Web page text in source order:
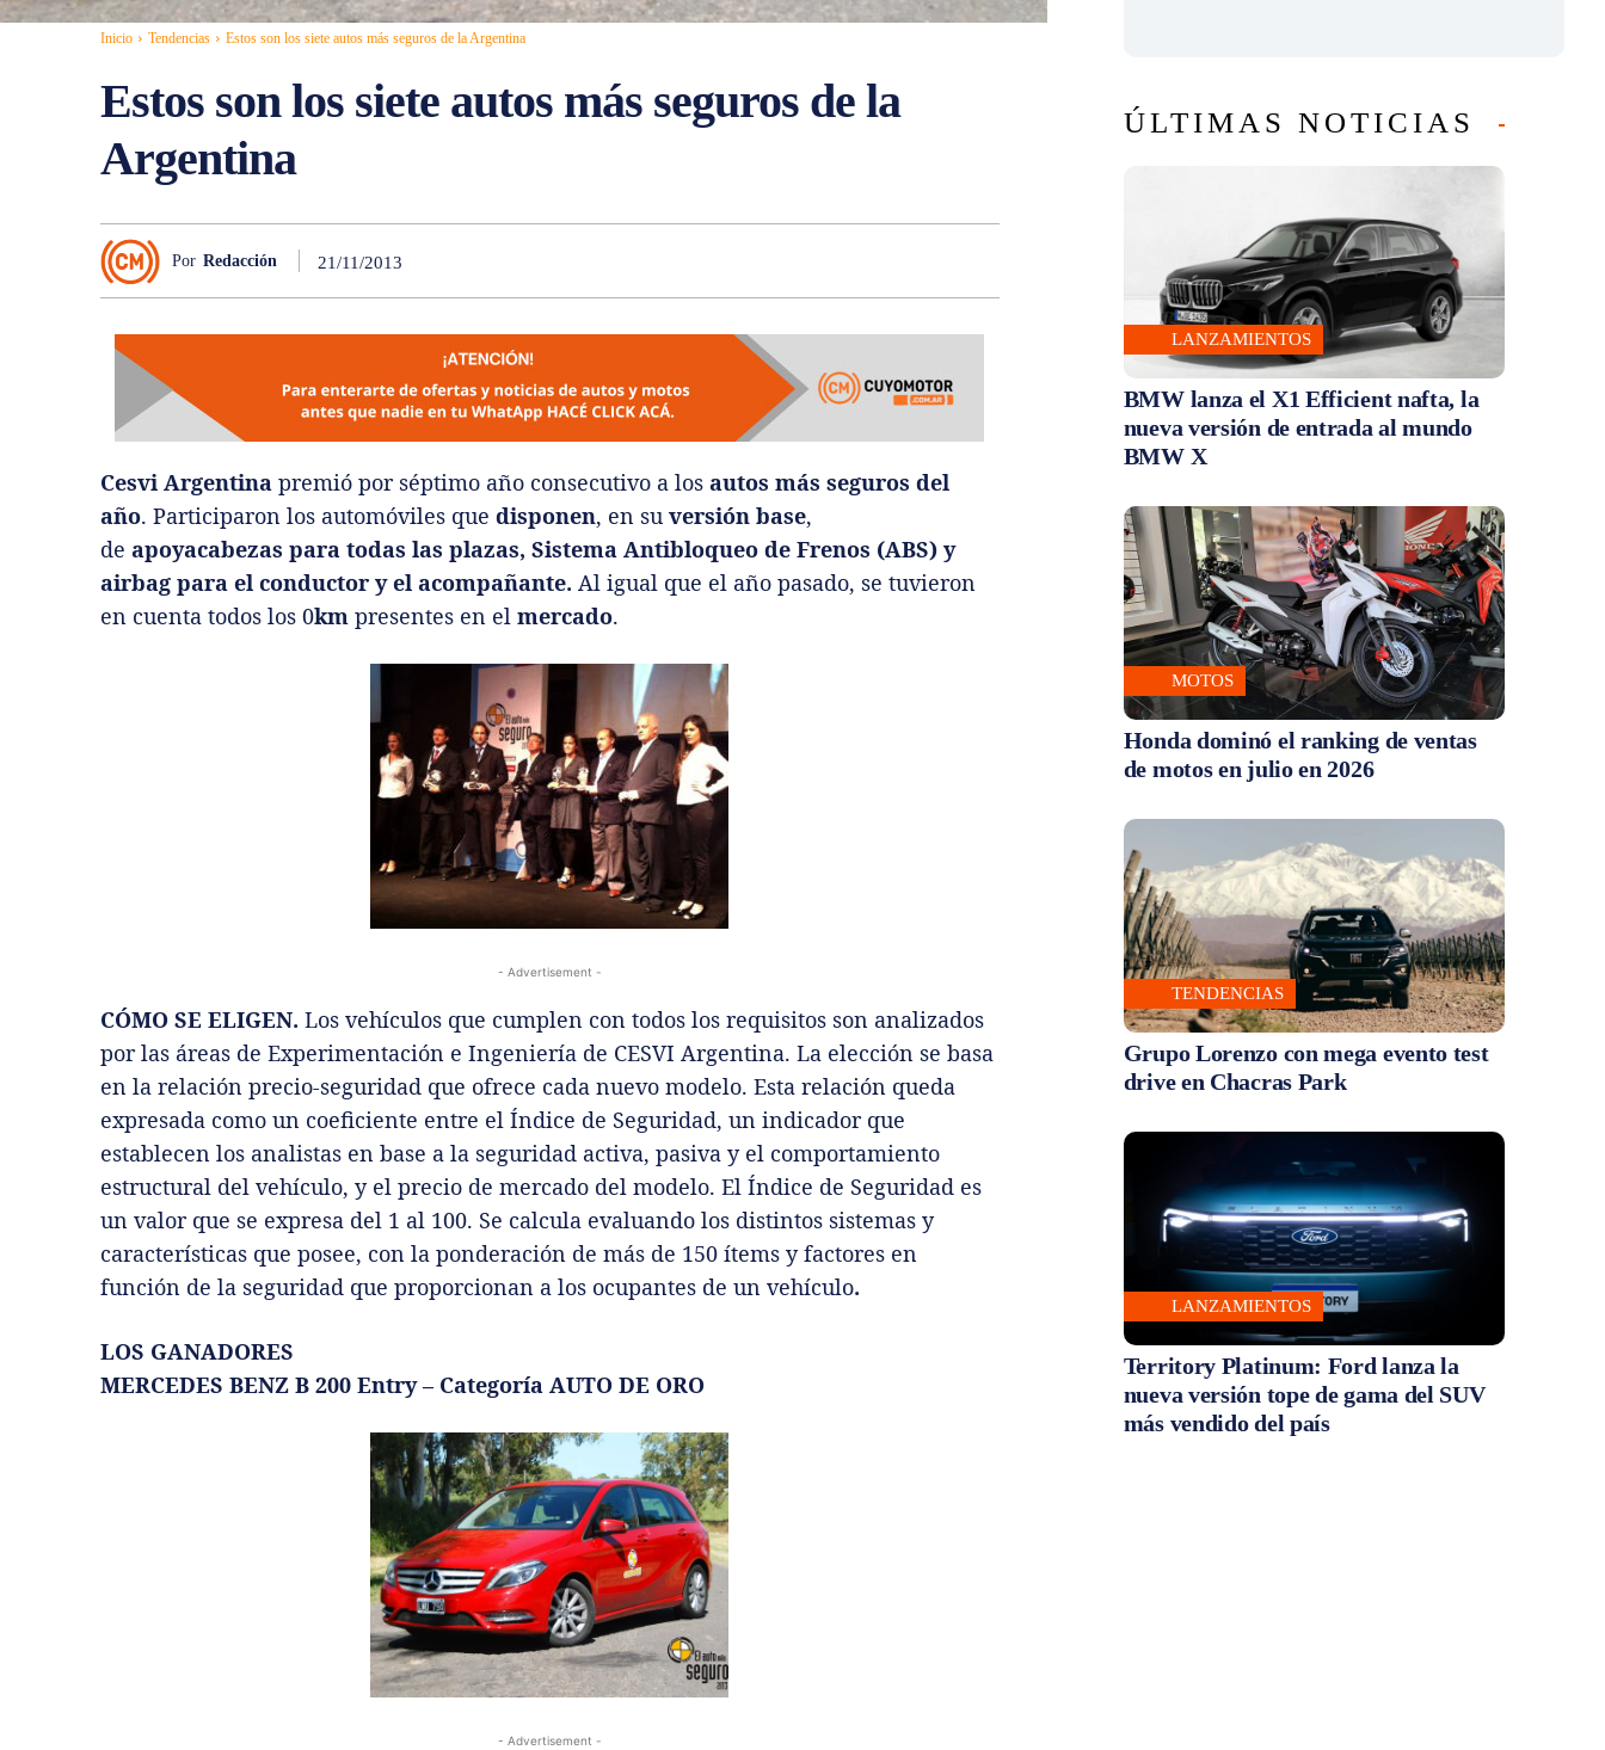
Inicio Tendencias Estos son los siete autos más seguros de la Argentina
Estos son los siete autos más seguros de la
Argentina
Por Redacción 21/11/2013
Cesvi Argentina premió por séptimo año consecutivo a los autos más seguros del
año. Participaron los automóviles que disponen, en su versión base,
de apoyacabezas para todas las plazas, Sistema Antibloqueo de Frenos (ABS) y
airbag para el conductor y el acompañante. Al igual que el año pasado, se tuvieron
en cuenta todos los 0km presentes en el mercado.
- Advertisement -
CÓMO SE ELIGEN. Los vehículos que cumplen con todos los requisitos son analizados
por las áreas de Experimentación e Ingeniería de CESVI Argentina. La elección se basa
en la relación precio-seguridad que ofrece cada nuevo modelo. Esta relación queda
expresada como un coeficiente entre el Índice de Seguridad, un indicador que
establecen los analistas en base a la seguridad activa, pasiva y el comportamiento
estructural del vehículo, y el precio de mercado del modelo. El Índice de Seguridad es
un valor que se expresa del 1 al 100. Se calcula evaluando los distintos sistemas y
características que posee, con la ponderación de más de 150 ítems y factores en
función de la seguridad que proporcionan a los ocupantes de un vehículo.
LOS GANADORES
MERCEDES BENZ B 200 Entry – Categoría AUTO DE ORO
- Advertisement -
ÚLTIMAS NOTICIAS
LANZAMIENTOS
BMW lanza el X1 Efficient nafta, la
nueva versión de entrada al mundo
BMW X
MOTOS
Honda dominó el ranking de ventas
de motos en julio en 2026
TENDENCIAS
Grupo Lorenzo con mega evento test
drive en Chacras Park
LANZAMIENTOS
Territory Platinum: Ford lanza la
nueva versión tope de gama del SUV
más vendido del país